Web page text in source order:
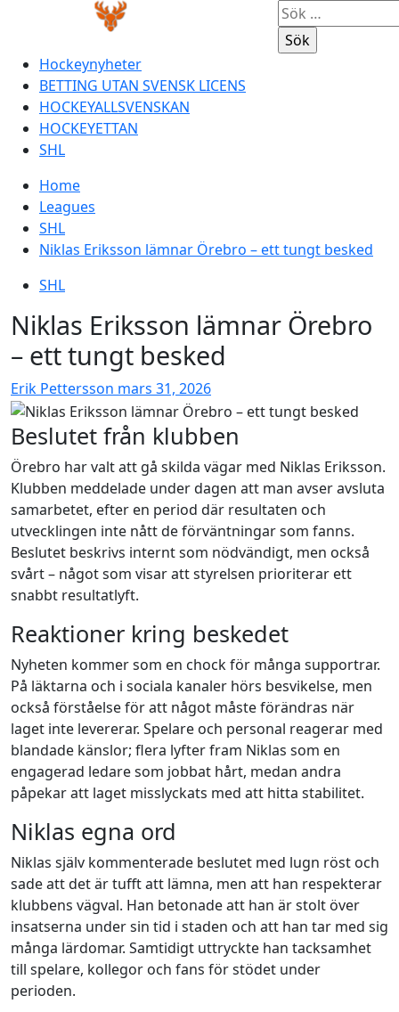
Sök
efter:
Hockeynyheter
BETTING UTAN SVENSK LICENS
HOCKEYALLSVENSKAN
HOCKEYETTAN
SHL
Home
Leagues
SHL
Niklas Eriksson lämnar Örebro – ett tungt besked
SHL
Niklas Eriksson lämnar Örebro
– ett tungt besked
Erik Pettersson mars 31, 2026
Beslutet från klubben
Örebro har valt att gå skilda vägar med Niklas Eriksson.
Klubben meddelade under dagen att man avser avsluta
samarbetet, efter en period där resultaten och
utvecklingen inte nått de förväntningar som fanns.
Beslutet beskrivs internt som nödvändigt, men också
svårt – något som visar att styrelsen prioriterar ett
snabbt resultatlyft.
Reaktioner kring beskedet
Nyheten kommer som en chock för många supportrar.
På läktarna och i sociala kanaler hörs besvikelse, men
också förståelse för att något måste förändras när
laget inte levererar. Spelare och personal reagerar med
blandade känslor; flera lyfter fram Niklas som en
engagerad ledare som jobbat hårt, medan andra
påpekar att laget misslyckats med att hitta stabilitet.
Niklas egna ord
Niklas själv kommenterade beslutet med lugn röst och
sade att det är tufft att lämna, men att han respekterar
klubbens vägval. Han betonade att han är stolt över
insatserna under sin tid i staden och att han tar med sig
många lärdomar. Samtidigt uttryckte han tacksamhet
till spelare, kollegor och fans för stödet under
perioden.